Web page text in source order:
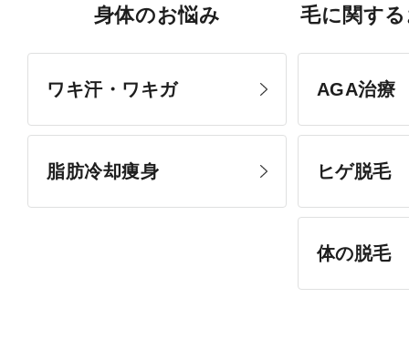
身体のお悩み
ワキ汗・ワキガ
脂肪冷却痩身
毛に関す
AGA治療
ヒゲ脱毛
体の脱毛